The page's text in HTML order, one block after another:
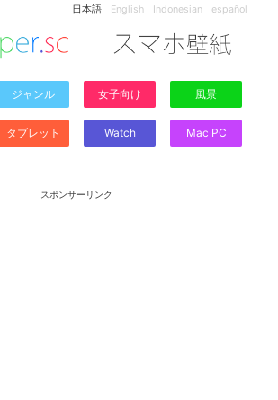
日本語 English Indonesian español
ジャンル 女子向け 風景
タブレット Watch Mac PC
スポンサーリンク